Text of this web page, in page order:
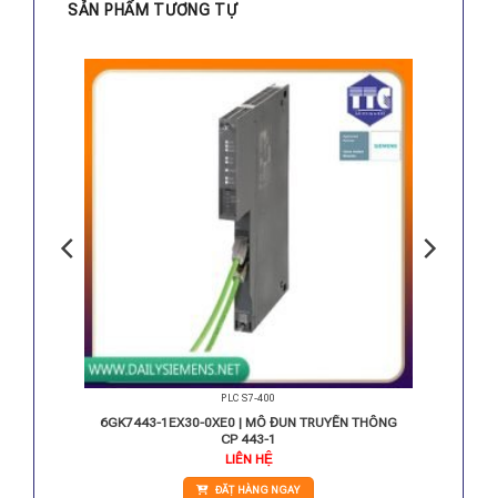
SẢN PHẨM TƯƠNG TỰ
PLC S7-400
6GK7443-1EX30-0XE0 | MÔ ĐUN TRUYỀN THÔNG
CP 443-1
LIÊN HỆ
ĐẶT HÀNG NGAY